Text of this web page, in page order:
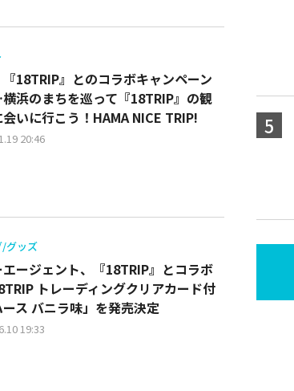
18TRIP』とのコラボキャンペーン
浜のまちを巡って『18TRIP』の観
いに行こう！HAMA NICE TRIP!
20:46
/グッズ
ージェント、『18TRIP』とコラボ
トレーディングクリアカード付
ス バニラ味」を発売決定
19:33